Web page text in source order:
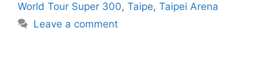
World Tour Super 300, Taipe, Taipei Arena
Leave a comment